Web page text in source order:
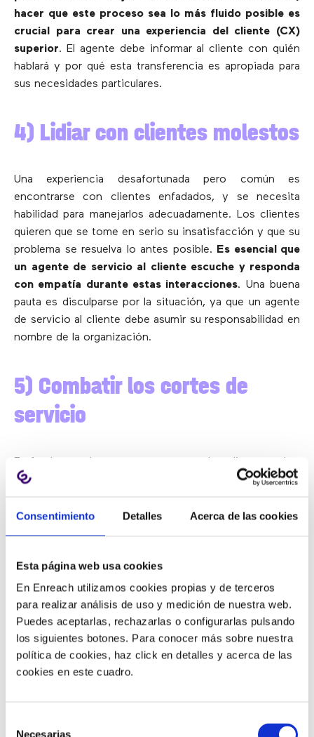
Consentimiento Detalles Acerca de las cookies
Esta página web usa cookies
En Enreach utilizamos cookies propias y de terceros
para realizar análisis de uso y medición de nuestra web.
Puedes aceptarlas, rechazarlas o configurarlas pulsando
los siguientes botones. Para conocer más sobre nuestra
política de cookies, haz click en detalles y acerca de las
cookies en este cuadro.
Necesarias
hacer que este proceso sea lo más fluido posible es
crucial para crear una experiencia del cliente (CX)
superior. El agente debe informar al cliente con quién
hablará y por qué esta transferencia es apropiada para
sus necesidades particulares.
4) Lidiar con clientes molestos
Una experiencia desafortunada pero común es
encontrarse con clientes enfadados, y se necesita
habilidad para manejarlos adecuadamente. Los clientes
quieren que se tome en serio su insatisfacción y que su
problema se resuelva lo antes posible.
Es esencial que
un agente de servicio al cliente escuche y responda
con empatía durante estas interacciones. Una buena
pauta es disculparse por la situación, ya que un agente
de servicio al cliente debe asumir su responsabilidad en
nombre de la organización.
5) Combatir los cortes de
servicio
Es fundamental ser transparente con los clientes sobre
lo que hace y no sabe el equipo de servicio cuando
explicar cuál parece ser el problema en ese momento,
comunicación en curso por parte de quienes trabajan
en los equipos de respuesta a la interrupción o a la
crisis en casos como este.
6) No tener suficiente tiempo
debido a atender a varios